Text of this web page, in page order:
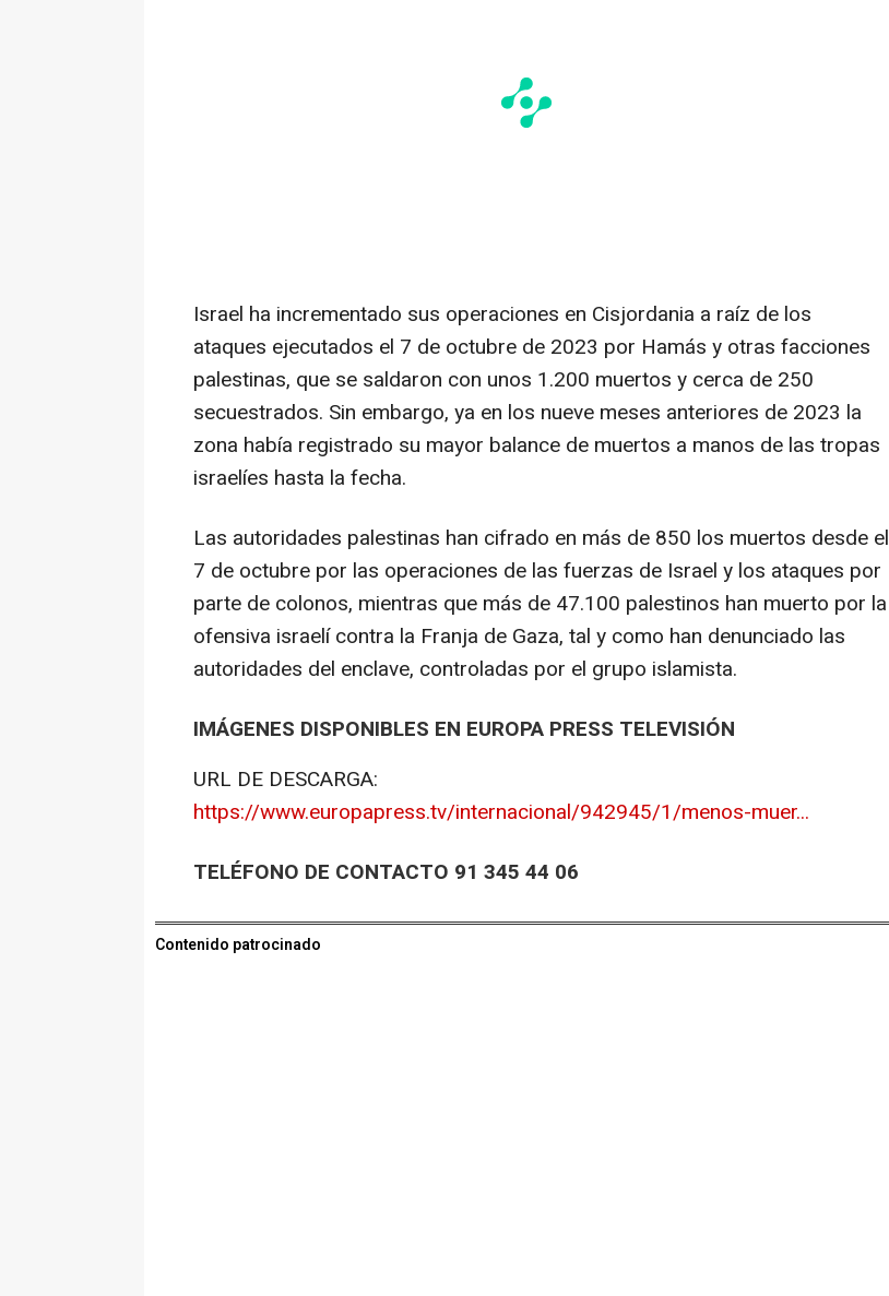
Israel ha incrementado sus operaciones en Cisjordania a raíz de los
ataques ejecutados el 7 de octubre de 2023 por Hamás y otras facciones
palestinas, que se saldaron con unos 1.200 muertos y cerca de 250
secuestrados. Sin embargo, ya en los nueve meses anteriores de 2023 la
zona había registrado su mayor balance de muertos a manos de las tropas
israelíes hasta la fecha.
Las autoridades palestinas han cifrado en más de 850 los muertos desde el
7 de octubre por las operaciones de las fuerzas de Israel y los ataques por
parte de colonos, mientras que más de 47.100 palestinos han muerto por la
ofensiva israelí contra la Franja de Gaza, tal y como han denunciado las
autoridades del enclave, controladas por el grupo islamista.
IMÁGENES DISPONIBLES EN EUROPA PRESS TELEVISIÓN
URL DE DESCARGA:
https://www.europapress.tv/internacional/942945/1/menos-muer...
TELÉFONO DE CONTACTO 91 345 44 06
Contenido patrocinado